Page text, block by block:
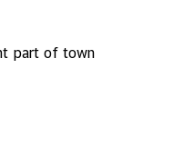
part of town